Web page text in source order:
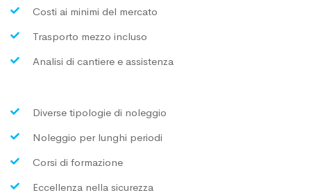
Costi ai minimi del mercato
Trasporto mezzo incluso
Analisi di cantiere e assistenza
Diverse tipologie di noleggio
Noleggio per lunghi periodi
Corsi di formazione
Eccellenza nella sicurezza